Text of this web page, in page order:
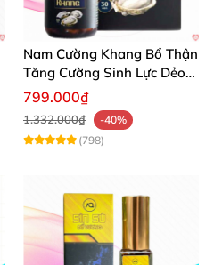
Nam Cường Khang Bổ Thận
Tăng Cường Sinh Lực Dẻo
Dai Mạnh Mẽ
799.000₫
1.332.000₫
-40%
(798)